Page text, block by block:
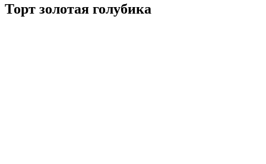
Торт золотая голубика